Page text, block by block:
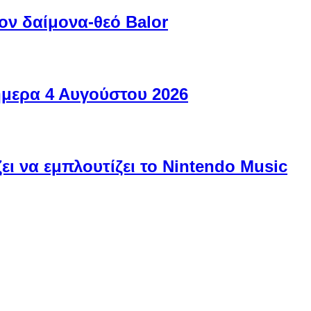
δαίμονα-θεό Balor
4 Αυγούστου 2026
να εμπλουτίζει το Nintendo Music